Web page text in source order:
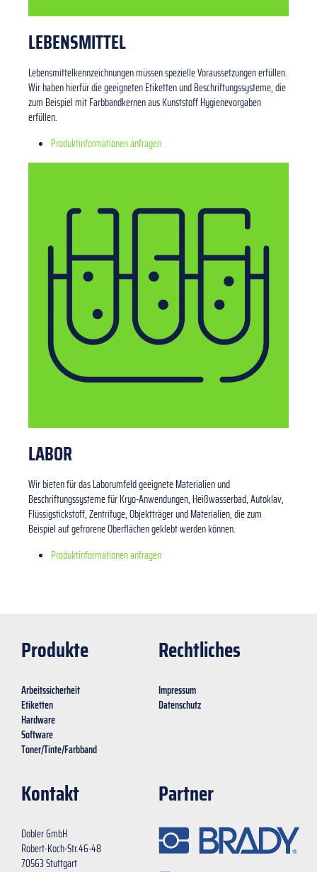
LEBENSMITTEL
Lebensmittelkennzeichnungen müssen spezielle Voraussetzungen erfüllen.
Wir haben hierfür die geeigneten Etiketten und Beschriftungssysteme, die
zum Beispiel mit Farbbandkernen aus Kunststoff Hygienevorgaben
erfüllen.
Produktinformationen anfragen
LABOR
Wir bieten für das Laborumfeld geeignete Materialien und
Beschriftungssysteme für Kryo-Anwendungen, Heißwasserbad, Autoklav,
Flüssigstickstoff, Zentrifuge, Objektträger und Materialien, die zum
Beispiel auf gefrorene Oberflächen geklebt werden können.
Produktinformationen anfragen
Produkte
Arbeitssicherheit
Etiketten
Hardware
Software
Toner/Tinte/Farbband
Rechtliches
Impressum
Datenschutz
Kontakt
Dobler GmbH
Robert-Koch-Str.46-48
70563 Stuttgart
Partner